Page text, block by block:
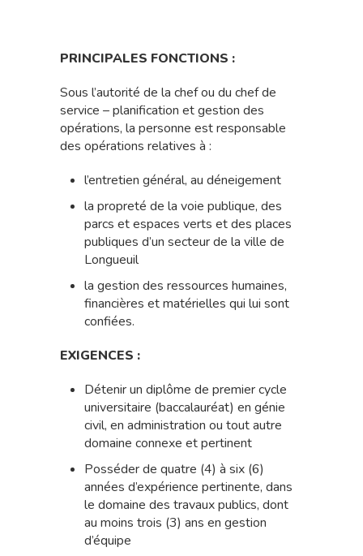
PRINCIPALES FONCTIONS :
Sous l’autorité de la chef ou du chef de
service – planification et gestion des
opérations, la personne est responsable
des opérations relatives à :
l’entretien général, au déneigement
la propreté de la voie publique, des
parcs et espaces verts et des places
publiques d’un secteur de la ville de
Longueuil
la gestion des ressources humaines,
financières et matérielles qui lui sont
confiées.
EXIGENCES :
Détenir un diplôme de premier cycle
universitaire (baccalauréat) en génie
civil, en administration ou tout autre
domaine connexe et pertinent
Posséder de quatre (4) à six (6)
années d’expérience pertinente, dans
le domaine des travaux publics, dont
au moins trois (3) ans en gestion
d’équipe